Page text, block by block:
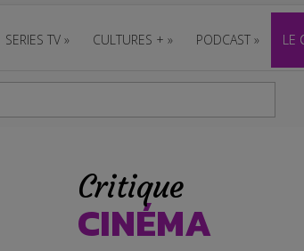
SERIES TV » CULTURES + » PODCAST » LE
Critique
CINÉMA